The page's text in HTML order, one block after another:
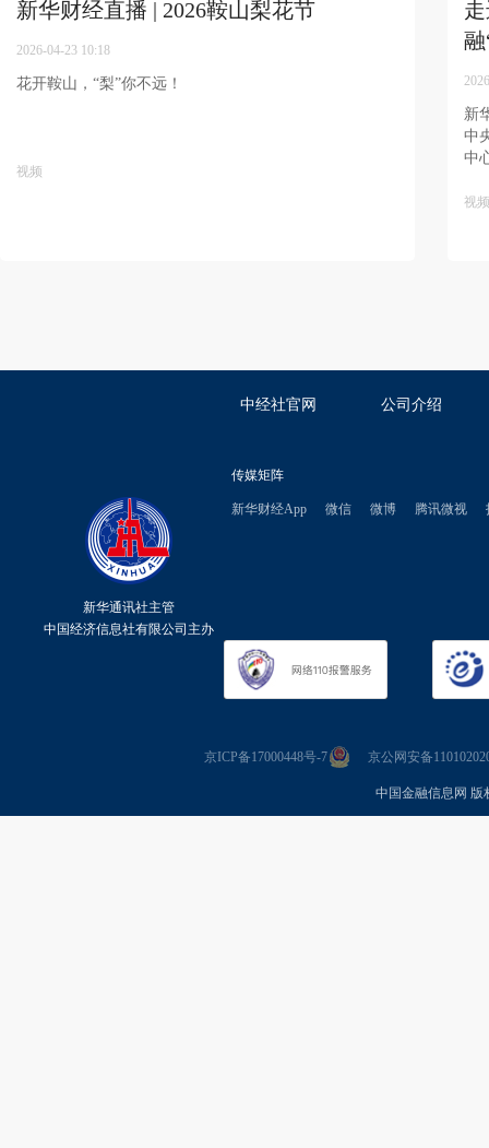
新华财经直播 | 2026鞍山梨花节
2026-04-23 10:18
花开鞍山，“梨”你不远！
视频
新
中
中
视频
中经社官网 公司介绍
新华通讯社主管
中国经济信息社有限公司主办
传媒矩阵
新华财经App 微信 微博 腾讯微视
京ICP备17000448号-7 京公网安备
中国金融信息网 版